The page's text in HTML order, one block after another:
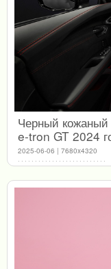
Черный
e-tron GT 2024
2025-06-06 | 7680x4320